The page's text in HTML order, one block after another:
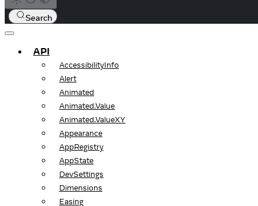
Search
API
AccessibilityInfo
Alert
Animated
Animated.Value
Animated.ValueXY
Appearance
AppRegistry
AppState
DevSettings
Dimensions
Easing